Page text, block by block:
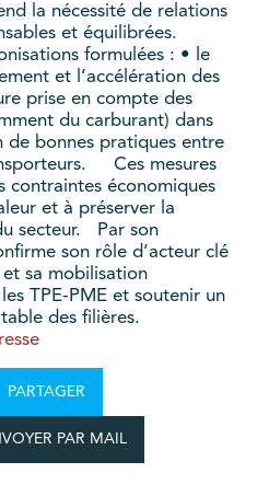
la nécessité de relations
et équilibrées.
formulées : • le
et l’accélération des
prise en compte des
du carburant) dans
de bonnes pratiques entre
Ces mesures
contraintes économiques
et à préserver la
secteur. Par son
son rôle d’acteur clé
sa mobilisation
TPE-PME et soutenir un
des filières.
PARTAGER
PAR MAIL